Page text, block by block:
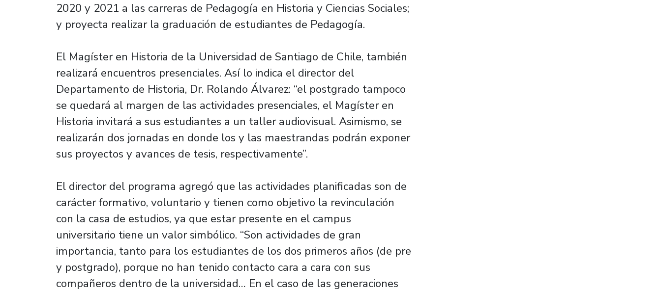
2020 y 2021 a las carreras de Pedagogía en Historia y Ciencias Sociales;
y proyecta realizar la graduación de estudiantes de Pedagogía.
El Magíster en Historia de la Universidad de Santiago de Chile, también
realizará encuentros presenciales. Así lo indica el director del
Departamento de Historia, Dr. Rolando Álvarez: “el postgrado tampoco
se quedará al margen de las actividades presenciales, el Magíster en
Historia invitará a sus estudiantes a un taller audiovisual. Asimismo, se
realizarán dos jornadas en donde los y las maestrandas podrán exponer
sus proyectos y avances de tesis, respectivamente”.
El director del programa agregó que las actividades planificadas son de
carácter formativo, voluntario y tienen como objetivo la revinculación
con la casa de estudios, ya que estar presente en el campus
universitario tiene un valor simbólico. “Son actividades de gran
importancia, tanto para los estudiantes de los dos primeros años (de pre
y postgrado), porque no han tenido contacto cara a cara con sus
compañeros dentro de la universidad… En el caso de las generaciones